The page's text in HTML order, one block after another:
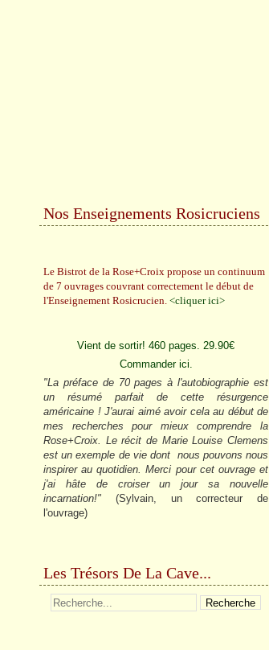
Nos Enseignements Rosicruciens
Le Bistrot de la Rose+Croix propose un continuum
de 7 ouvrages couvrant correctement le début de
l'Enseignement Rosicrucien. <cliquer ici>
Vient de sortir! 460 pages. 29.90€
Commander ici.
"La préface de 70 pages à l'autobiographie est
un résumé parfait de cette résurgence
américaine ! J'aurai aimé avoir cela au début de
mes recherches pour mieux comprendre la
Rose+Croix. Le récit de Marie Louise Clemens
est un exemple de vie dont nous pouvons nous
inspirer au quotidien. Merci pour cet ouvrage et
j'ai hâte de croiser un jour sa nouvelle
incarnation!" (Sylvain, un correcteur de
l'ouvrage)
Les Trésors De La Cave...